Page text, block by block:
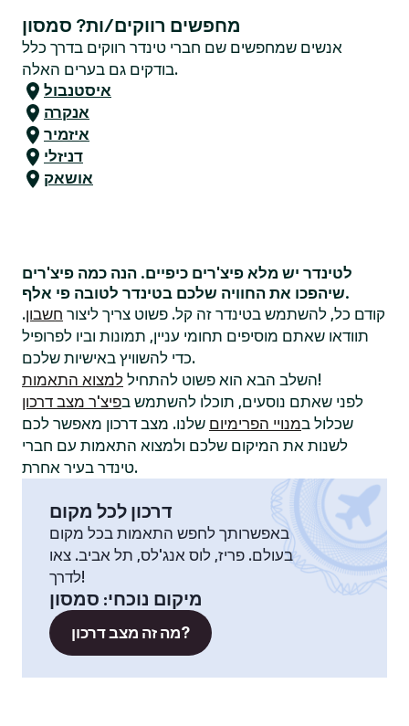
מחפשים רווקים/ות? סמסון
אנשים שמחפשים שם חברי טינדר רווקים בדרך כלל
בודקים גם בערים האלה.
איסטנבול
אנקרה
איזמיר
דניזלי
אושאק
לטינדר יש מלא פיצ'רים כיפיים. הנה כמה פיצ'רים
שיהפכו את החוויה שלכם בטינדר לטובה פי אלף.
קודם כל, להשתמש בטינדר זה קל. פשוט צריך ליצור חשבון.
תוודאו שאתם מוסיפים תחומי עניין, תמונות וביו לפרופיל
כדי להשוויץ באישיות שלכם.
השלב הבא הוא פשוט להתחיל למצוא התאמות
!
לפני שאתם נוסעים, תוכלו להשתמש בפיצ'ר מצב דרכון
שכלול במנויי הפרימיום שלנו. מצב דרכון מאפשר לכם
לשנות את המיקום שלכם ולמצוא התאמות עם חברי
טינדר בעיר אחרת.
דרכון לכל מקום
באפשרותך לחפש התאמות בכל מקום
בעולם. פריז, לוס אנג'לס, תל אביב. צאו
לדרך!
מיקום נוכחי: סמסון
מה זה מצב דרכון?